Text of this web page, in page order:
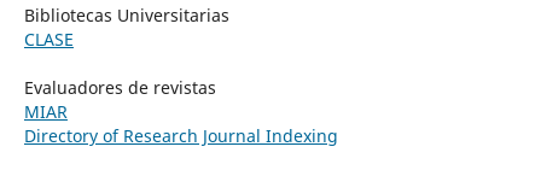
Bibliotecas Universitarias
CLASE
Evaluadores de revistas
MIAR
Directory of Research Journal Indexing